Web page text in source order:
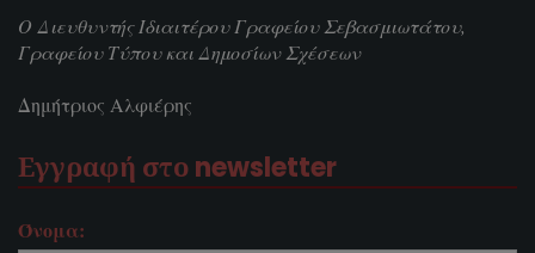
Ο Διευθυντής Ιδιαιτέρου Γραφείου Σεβασμιωτάτου,
Γραφείου Τύπου και Δημοσίων Σχέσεων
Δημήτριος Αλφιέρης
Εγγραφή στο newsletter
Όνομα: